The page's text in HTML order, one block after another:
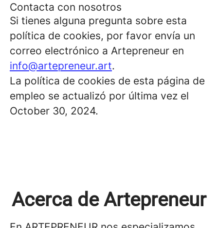
Contacta con nosotros
Si tienes alguna pregunta sobre esta
política de cookies, por favor envía un
correo electrónico a Artepreneur en
info@artepreneur.art.
La política de cookies de esta página de
empleo se actualizó por última vez el
October 30, 2024.
Acerca de Artepreneur